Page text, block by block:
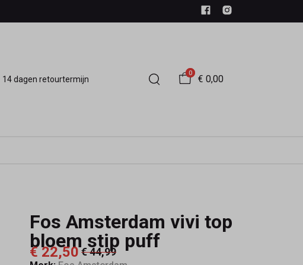
14 dagen retourtermijn
0
€ 0,00
Fos Amsterdam vivi top
bloem stip puff
€ 22,50€ 44,99